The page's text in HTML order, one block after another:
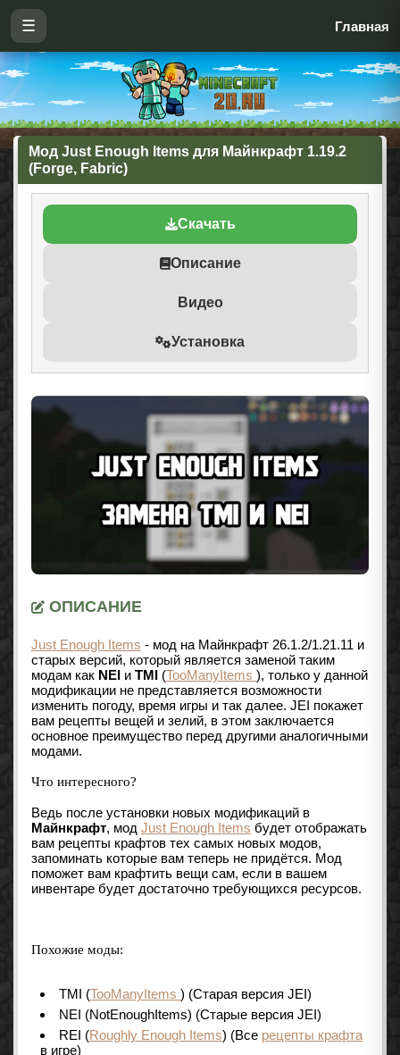
☰ Главная
Мод Just Enough Items для Майнкрафт 1.19.2
(Forge, Fabric)
Скачать
Описание
Видео
Установка
ОПИСАНИЕ
Just Enough Items - мод на Майнкрафт 26.1.2/1.21.11 и
старых версий, который является заменой таким
модам как NEI и TMI (TooManyItems ), только у данной
модификации не представляется возможности
изменить погоду, время игры и так далее. JEI покажет
вам рецепты вещей и зелий, в этом заключается
основное преимущество перед другими аналогичными
модами.
Что интересного?
Ведь после установки новых модификаций в
Майнкрафт, мод Just Enough Items будет отображать
вам рецепты крафтов тех самых новых модов,
запоминать которые вам теперь не придётся. Мод
поможет вам крафтить вещи сам, если в вашем
инвентаре будет достаточно требующихся ресурсов.
Похожие моды:
TMI (TooManyItems ) (Старая версия JEI)
NEI (NotEnoughItems) (Старые версия JEI)
REI (Roughly Enough Items) (Все рецепты крафта
в игре)